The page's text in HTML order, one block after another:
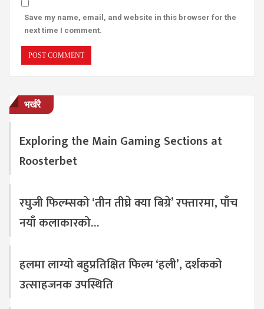
Save my name, email, and website in this browser for the
next time I comment.
भर्खरै
Exploring the Main Gaming Sections at
Roosterbet
रघुजी फिल्म्सको ‘तीन तीघ्रे क्या बिग्रे’ रफ्तारमा, पाँच
नयाँ कलाकारको…
हलमा लाग्यो बहुप्रतिक्षित फिल्म ‘हली’, दर्शकको
उत्साहजनक उपस्थिति